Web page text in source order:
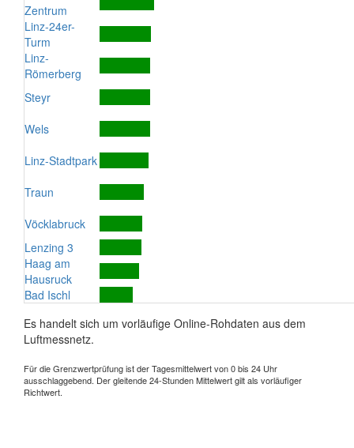
Zentrum
Linz-24er-
Turm
Linz-
Römerberg
Steyr
Wels
Linz-Stadtpark
Traun
Vöcklabruck
Lenzing 3
Haag am
Hausruck
Bad Ischl
Es handelt sich um vorläufige Online-Rohdaten aus dem
Luftmessnetz.
Für die Grenzwertprüfung ist der Tagesmittelwert von 0 bis 24 Uhr
ausschlaggebend. Der gleitende 24-Stunden Mittelwert gilt als vorläufiger
Richtwert.